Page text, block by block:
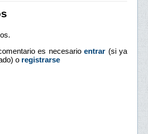
es necesario entrar (si ya
o registrarse